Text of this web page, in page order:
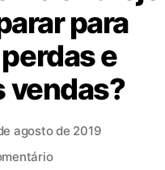
para
e
vendas?
agosto de 2019